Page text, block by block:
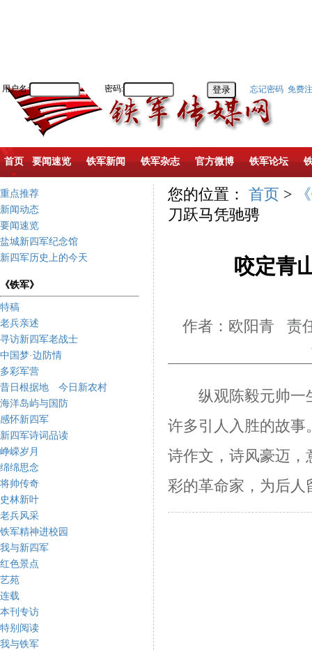
用户名: 密码: 忘记密码 免费
首页 要闻速览 铁军新闻 铁军杂志 官方微博 铁军论坛
重点推荐
新闻动态
要闻速览
盐城新四军纪念馆
新四军历史上的今天
《铁军》
特稿
老兵亲述
寻访新四军老战士
中国梦·边防情
多彩军营
昔日根据地 今日新农村
海洋岛屿与国防
感怀新四军
新四军诗词品读
峥嵘岁月
绵绵思念
将帅传奇
史林新叶
老兵风采
铁军精神进校园
我与新四军
红色景点
艺苑
连载
本刊专访
特别阅读
我与铁军
您的位置： 首页 >
刀跃马凭驰骋
咬定青
作者：欧阳青 责
纵观陈毅元帅一
许多引人入胜的故事
诗作文，诗风豪迈，
彩的革命家，为后人